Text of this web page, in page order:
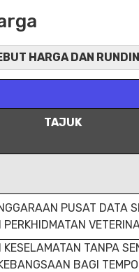
HARGA DAN
TAJUK
PUSAT DATA
KESELAMATAN TANPA
BAGI